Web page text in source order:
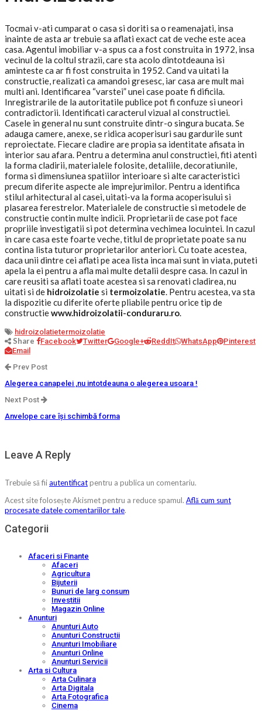
Tocmai v-ati cumparat o casa si doriti sa o reamenajati, insa
inainte de asta ar trebuie sa aflati exact cat de veche este acea
casa. Agentul imobiliar v-a spus ca a fost construita in 1972, insa
vecinul de la coltul strazii, care sta acolo dintotdeauna isi
aminteste ca ar fi fost construita in 1952. Cand va uitati la
constructie, realizati ca amandoi gresesc, iar casa are mult mai
multi ani. Identificarea “varstei” unei case poate fi dificila.
Inregistrarile de la autoritatile publice pot fi confuze si uneori
contradictorii. Identificati caracterul vizual al constructiei.
Casele in general nu sunt construite dintr-o singura bucata. Se
adauga camere, anexe, se ridica acoperisuri sau gardurile sunt
reproiectate. Fiecare cladire are propia sa identitate afisata in
interior sau afara. Pentru a determina anul constructiei, fiti atenti
la forma cladirii, materialele folosite, detaliile, decoratiunile,
forma si dimensiunea spatiilor interioare si alte caracteristici
precum diferite aspecte ale imprejurimilor. Pentru a identifica
stilul arhitectural al casei, uitati-va la forma acoperisului si
plasarea ferestrelor. Materialele de constructie si metodele de
constructie contin multe indicii. Proprietarii de case pot face
propriile investigatii si pot determina vechimea locuintei. In cazul
in care casa este foarte veche, titlul de proprietate poate sa nu
contina lista tuturor proprietarilor anteriori. Cu toate acestea,
daca unii dintre cei aflati pe acea lista inca mai sunt in viata, puteti
apela la ei pentru a afla mai multe detalii despre casa. In cazul in
care reusiti sa aflati toate acestea si sa renovati cladirea, nu
uitati si de hidroizolatie si termoizolatie. Pentru acestea, va sta
la dispozitie cu diferite oferte pliabile pentru orice tip de
constructiewww.hidroizolatii-conduraru.ro.
hidroizolatietermoizolatie
Share Facebook Twitter Google+ ReddIt WhatsApp
Pinterest
Email
Prev Post
Alegerea canapelei ,nu intotdeauna o alegerea usoara !
Next Post
Anvelope care își schimbă forma
Leave A Reply
Trebuie să fiiautentificatpentru a publica un comentariu.
Acest site folosește Akismet pentru a reduce spamul. Află cum sunt
procesate datele comentariilor tale.
Categorii
Afaceri si Finante
Afaceri
Agricultura
Bijuterii
Bunuri de larg consum
Investitii
Magazin Online
Anunturi
Anunturi Auto
Anunturi Constructii
Anunturi Imobiliare
Anunturi Online
Anunturi Servicii
Arta si Cultura
Arta Culinara
Arta Digitala
Arta Fotografica
Cinema